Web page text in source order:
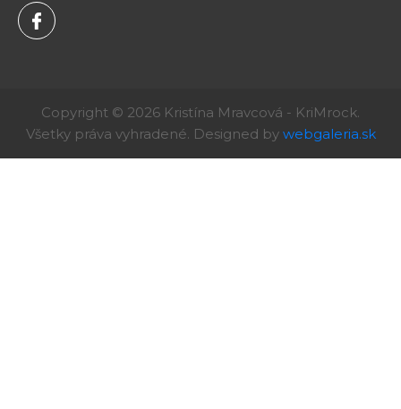
Copyright © 2026 Kristína Mravcová - KriMrock.
Všetky práva vyhradené. Designed by webgaleria.sk